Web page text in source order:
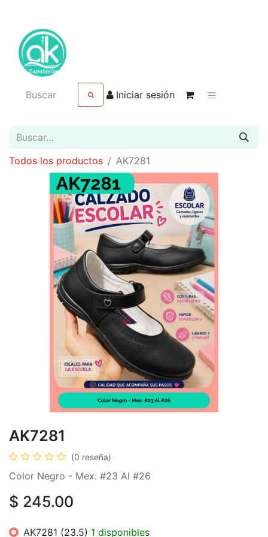
Iniciar sesión
Todos los productos AK7281
AK7281
(0 reseña)
Color Negro - Mex: #23 Al #26
$ 245.00
AK7281 (23.5) 1 disponibles